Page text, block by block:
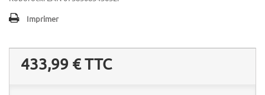
Imprimer
433,99 €TTC